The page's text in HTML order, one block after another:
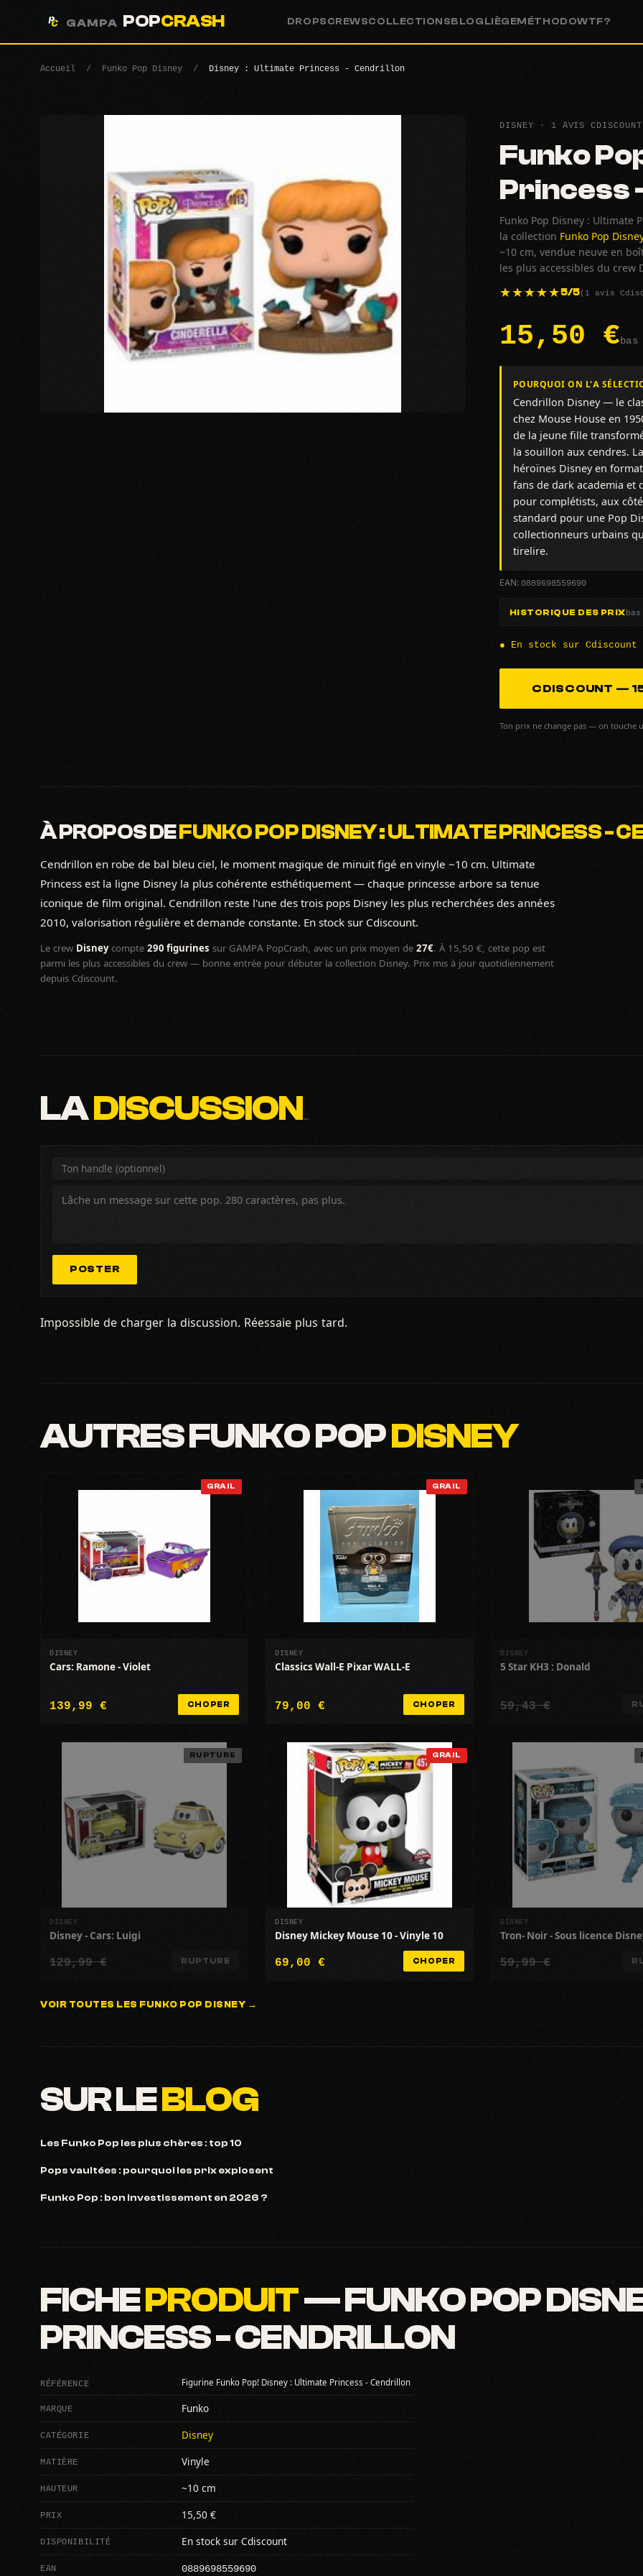
GAMPA POPCRASH DROPS CREWSCOLLECTIONSBLOG LIÈGEMÉTHODOWTF?
Accueil / Funko Pop Disney / Disney : Ultimate Princess - Cendrillon
DISNEY · 1 AVIS CDISCOUNT
Funko
Princess
Funko Pop Disney : Ultimate
la collection Funko Pop
~10 cm, vendue neuve en
les plus accessibles du crew
5/5(1 avis
15,50 €
POURQUOI ON L'A
Cendrillon Disney — le
chez Mouse House en
de la jeune fille
la souillon aux cendres.
héroïnes Disney en
fans de dark academia et
pour complétists, aux
standard pour une Pop
collectionneurs urbains
tirelire.
EAN: 0889698559690
HISTORIQUE DES PRIX
● En stock sur Cdiscount
CDISCOUNT —
Ton prix ne change pas — on touche
À PROPOS DEFUNKO POP DISNEY : ULTIMATE PRINCESS -
Cendrillon en robe de bal bleu ciel, le moment magique de minuit figé en vinyle ~10 cm. Ultimate
Princess est la ligne Disney la plus cohérente esthétiquement — chaque princesse arbore sa tenue
iconique de film original. Cendrillon reste l'une des trois pops Disney les plus recherchées des années
2010, valorisation régulière et demande constante. En stock sur Cdiscount.
Le crew Disneycompte 290 figurines sur GAMPA PopCrash, avec un prix moyen de 27€. À 15,50 €, cette pop est
parmi les plus accessibles du crew — bonne entrée pour débuter la collection Disney. Prix mis à jour quotidiennement
depuis Cdiscount.
LADISCUSSION…
POSTER
Impossible de charger la discussion. Réessaie plus tard.
AUTRES FUNKO POPDISNEY
GRAIL
DISNEY
Cars: Ramone - Violet
139,99 € CHOPER
GRAIL
DISNEY
Classics Wall-E Pixar WALL-E
79,00 € CHOPER
DISNEY
5 Star KH3 : Donald
59,43 €
RUPTURE
DISNEY
Disney - Cars: Luigi
129,99 € RUPTURE
GRAIL
DISNEY
Disney Mickey Mouse 10 - Vinyle 10
69,00 € CHOPER
DISNEY
Tron- Noir - Sous licence
59,99 €
VOIR TOUTES LES FUNKO POP DISNEY →
SUR LEBLOG
Les Funko Pop les plus chères : top 10
Pops vaultées : pourquoi les prix explosent
Funko Pop : bon investissement en 2026 ?
FICHEPRODUIT— FUNKO POP
PRINCESS - CENDRILLON
RÉFÉRENCE Figurine Funko Pop! Disney : Ultimate Princess - Cendrillon
MARQUE Funko
CATÉGORIE Disney
MATIÈRE Vinyle
HAUTEUR ~10 cm
PRIX 15,50 €
DISPONIBILITÉ En stock sur Cdiscount
EAN 0889698559690